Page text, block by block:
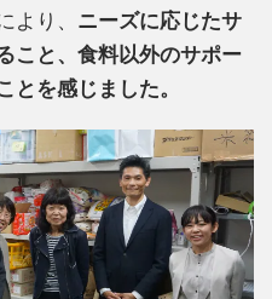
より、 ニーズに応じたサ
こと、食料以外のサポー
とを感じました。